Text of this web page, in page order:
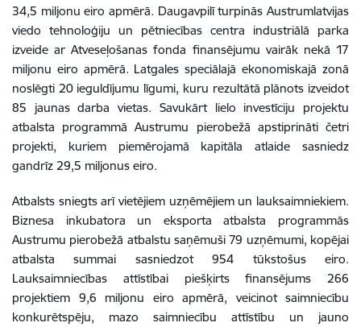
34,5 miljonu eiro apmērā. Daugavpilī turpinās Austrumlatvijas
viedo tehnoloģiju un pētniecības centra industriālā parka
izveide ar Atveseļošanas fonda finansējumu vairāk nekā 17
miljonu eiro apmērā. Latgales speciālajā ekonomiskajā zonā
noslēgti 20 ieguldījumu līgumi, kuru rezultātā plānots izveidot
85 jaunas darba vietas. Savukārt lielo investīciju projektu
atbalsta programmā Austrumu pierobežā apstiprināti četri
projekti, kuriem piemērojamā kapitāla atlaide sasniedz
gandrīz 29,5 miljonus eiro.
Atbalsts sniegts arī vietējiem uzņēmējiem un lauksaimniekiem.
Biznesa inkubatora un eksporta atbalsta programmās
Austrumu pierobežā atbalstu saņēmuši 79 uzņēmumi, kopējai
atbalsta summai sasniedzot 954 tūkstošus eiro.
Lauksaimniecības attīstībai piešķirts finansējums 266
projektiem 9,6 miljonu eiro apmērā, veicinot saimniecību
konkurētspēju, mazo saimniecību attīstību un jauno